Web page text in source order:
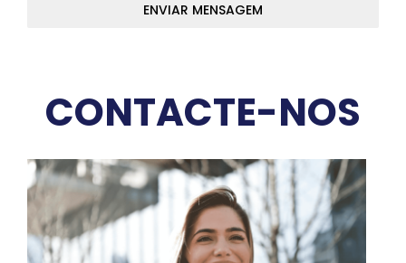
ENVIAR MENSAGEM
CONTACTE-NOS